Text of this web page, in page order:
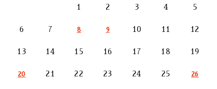
1 2 3 4 5
6 7 8 9 10 11 12
13 14 15 16 17 18 19
20 21 22 23 24 25 26